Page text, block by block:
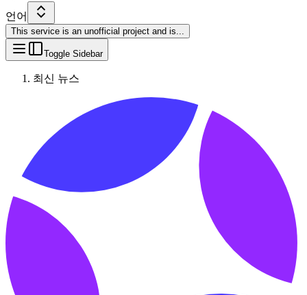
언어
This service is an unofficial project and is...
Toggle Sidebar
최신 뉴스